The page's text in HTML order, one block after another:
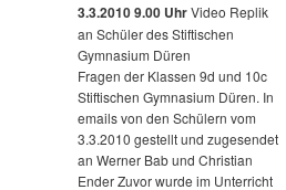
3.3.2010 9.00 UhrVideo Replik
an Schüler des Stiftischen
Gymnasium Düren
Fragen der Klassen 9d und 10c
Stiftischen Gymnasium Düren. In
emails von den Schülern vom
3.3.2010 gestellt und zugesendet
an Werner Bab und Christian
Ender Zuvor wurde im Unterricht